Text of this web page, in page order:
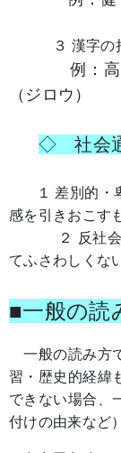
３ 漢字の持
例：
（ジロウ）
◇ 社会通
１ 差別的・卑
感を引きおこす
２ 反社会的
てふさわしくな
■一般の読
一般の読み方
習・歴史的経緯
できない場合、
付けの由来など